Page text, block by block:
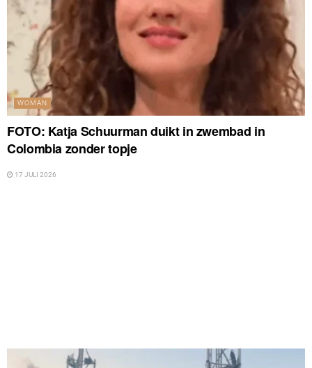
WOMAN
FOTO: Katja Schuurman duikt in zwembad in
Colombia zonder topje
17 JULI 2026